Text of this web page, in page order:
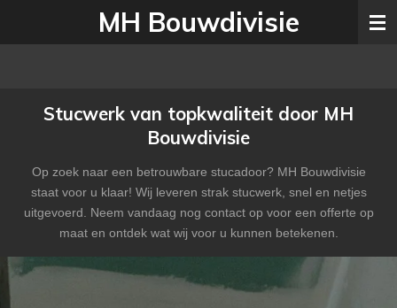
MH Bouwdivisie
Stucwerk van topkwaliteit door MH
Bouwdivisie
Op zoek naar een betrouwbare stucadoor? MH Bouwdivisie
staat voor u klaar! Wij leveren strak stucwerk, snel en netjes
uitgevoerd. Neem vandaag nog contact op voor een offerte op
maat en ontdek wat wij voor u kunnen betekenen.